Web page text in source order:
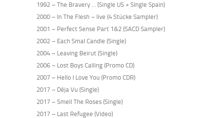
1992 – The Bravery … (Single US + SIngle Spain)
2000 – In The Flesh – live (4 Stücke Sampler)
2001 – Perfect Sense Part 1&2 (SACD Sampler)
2002 – Each Smal Candle (Single)
2004 – Leaving Beirut (Single)
2006 – Lost Boys Calling (Promo CD)
2007 – Hello I Love You (Promo CDR)
2017 – Déja Vu (Single)
2017 – Smell The Roses (Single)
2017 – Last Refugee (Video)